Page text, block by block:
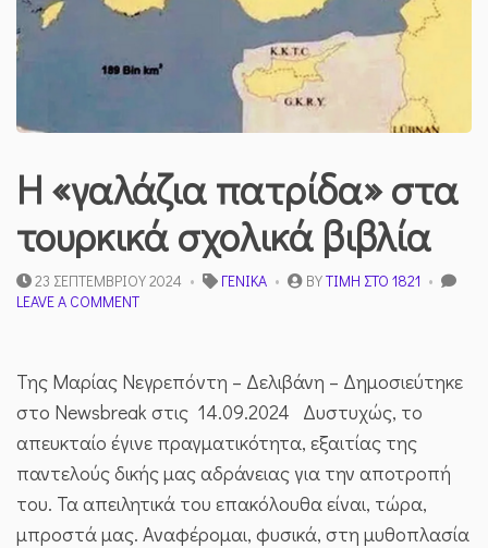
Η «γαλάζια πατρίδα» στα
τουρκικά σχολικά βιβλία
23 ΣΕΠΤΕΜΒΡΊΟΥ 2024 ΓΕΝΙΚΆ BYΤΙΜΉ ΣΤΟ 1821
LEAVE A COMMENTON
ΣΤΑ
ΤΟΥΡΚΙΚΆ
ΣΧΟΛΙΚΆ
ΒΙΒΛΊΑ
Της Μαρίας Νεγρεπόντη – Δελιβάνη – Δημοσιεύτηκε
στο Newsbreak στις 14.09.2024 Δυστυχώς, το
απευκταίο έγινε πραγματικότητα, εξαιτίας της
παντελούς δικής μας αδράνειας για την αποτροπή
του. Τα απειλητικά του επακόλουθα είναι, τώρα,
μπροστά μας. Αναφέρομαι, φυσικά, στη μυθοπλασία